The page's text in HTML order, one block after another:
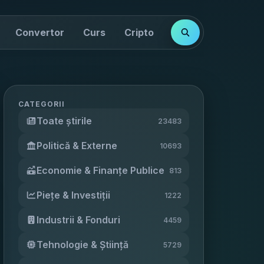
Convertor Curs Cripto Cotații
CATEGORII
Toate știrile 23483
Politică & Externe 10693
Economie & Finanțe Publice 813
Piețe & Investiții 1222
Industrii & Fonduri 4459
Tehnologie & Știință 5729